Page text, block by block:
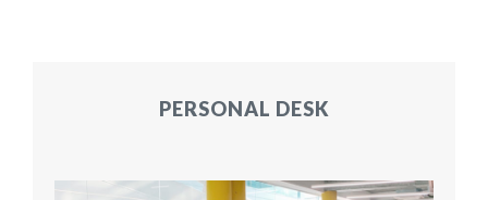
PERSONAL DESK